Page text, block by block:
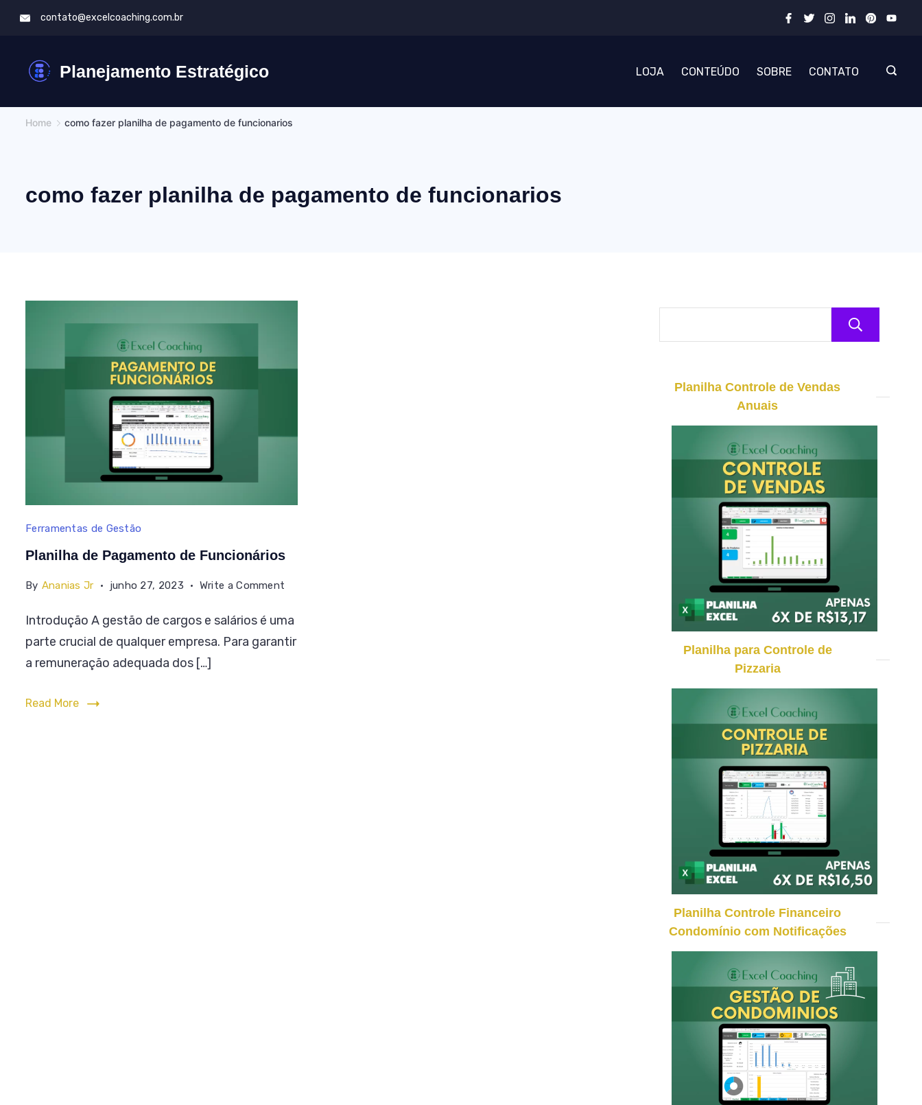
contato@excelcoaching.com.br
Planejamento Estratégico LOJA CONTEÚDO SOBRE CONTATO
Home como fazer planilha de pagamento de funcionarios
como fazer planilha de pagamento de funcionarios
Planilha
de
Funcionários
–
Controle
Cargos
Ferramentas de Gestão
Planilha de Pagamento de Funcionários
By Ananias Jr junho 27, 2023 Write a Comment
de
Pagamento
Introdução A gestão de cargos e salários é uma
parte crucial de qualquer empresa. Para garantir
a remuneração adequada dos […]
Read More
Planilha Controle de Vendas
Anuais
Planilha para Controle de
Pizzaria
Planilha Controle Financeiro
Condomínio com Notificações